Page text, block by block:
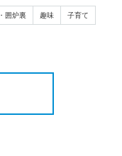
囲炉裏 趣味 子育て